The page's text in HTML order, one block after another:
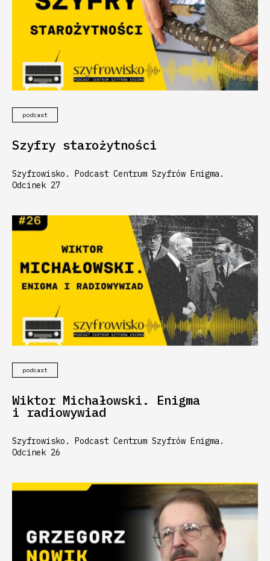
podcast
Szyfry starożytności
Szyfrowisko. Podcast Centrum Szyfrów Enigma.
Odcinek 27
podcast
Wiktor Michałowski. Enigma
i radiowywiad
Szyfrowisko. Podcast Centrum Szyfrów Enigma.
Odcinek 26